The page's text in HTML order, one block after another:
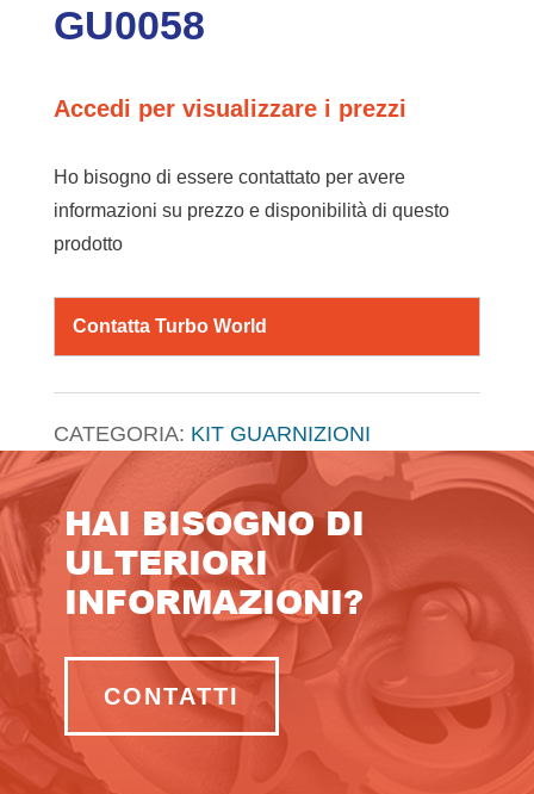
GU0058
Accedi per visualizzare i prezzi
Ho bisogno di essere contattato per avere
informazioni su prezzo e disponibilità di questo
prodotto
Contatta Turbo World
CATEGORIA: KIT GUARNIZIONI
HAI BISOGNO DI
ULTERIORI
INFORMAZIONI?
CONTATTI